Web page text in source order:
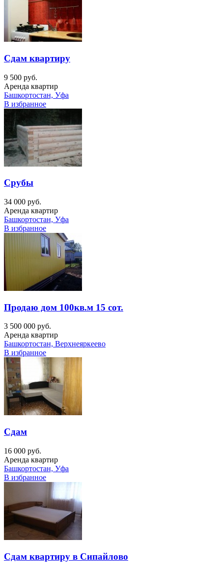
Сдам квартиру
9 500 руб.
Аренда квартир
Башкортостан, Уфа
В избранное
Срубы
34 000 руб.
Аренда квартир
Башкортостан, Уфа
В избранное
Продаю дом 100кв.м 15 сот.
3 500 000 руб.
Аренда квартир
Башкортостан, Верхнеяркеево
В избранное
Сдам
16 000 руб.
Аренда квартир
Башкортостан, Уфа
В избранное
Сдам квартиру в Сипайлово